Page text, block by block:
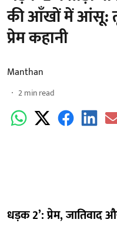
की आँखों में आंसू:
प्रेम कहानी
Manthan
2min read
धड़क 2’: प्रेम, जातिवाद